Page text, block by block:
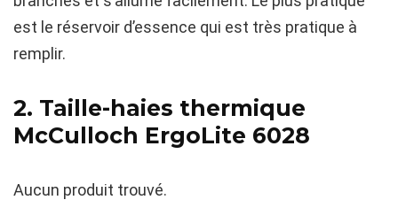
est le réservoir d’essence qui est très pratique à
remplir.
2. Taille-haies thermique
McCulloch ErgoLite 6028
Aucun produit trouvé.